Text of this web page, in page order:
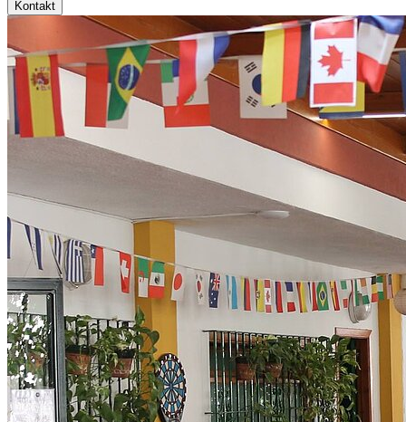
Kontakt